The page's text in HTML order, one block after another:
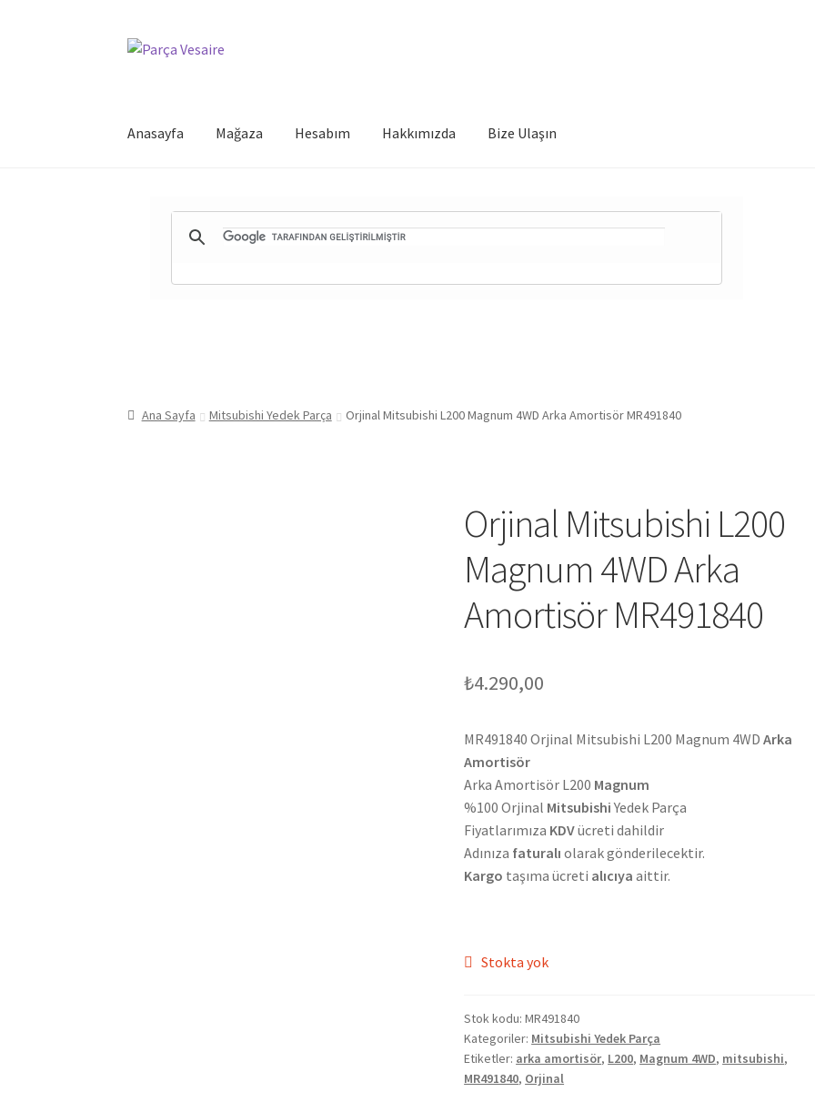
Dolaşıma
İçeriğe
Anasayfa Mağaza Hesabım Hakkımızda Bize Ulaşın
Ana Sayfa Mitsubishi Yedek Parça Orjinal Mitsubishi L200 Magnum 4WD Arka Amortisör MR491840
Orjinal Mitsubishi L200
Magnum 4WD Arka
Amortisör MR491840
₺4.290,00
MR491840 Orjinal Mitsubishi L200 Magnum 4WDArka
Amortisör
Arka Amortisör L200 Magnum
%100 Orjinal MitsubishiYedek Parça
Fiyatlarımıza KDVücreti dahildir
Adınıza faturalı olarak gönderilecektir.
Kargo taşıma ücreti alıcıya aittir.
Stokta yok
Stok kodu:MR491840
Kategoriler: Mitsubishi Yedek Parça
Etiketler: arka amortisör, L200, Magnum 4WD, mitsubishi,
MR491840, Orjinal